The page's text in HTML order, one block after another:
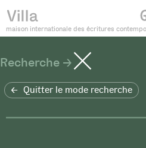
maison internationale des écritures
Recherche
Quitter le mode recherche